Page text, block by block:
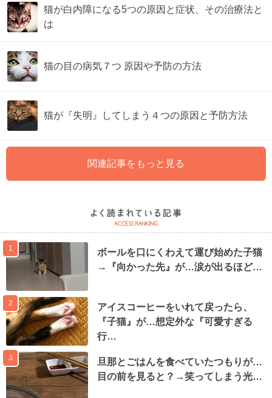
猫が白内障になる5つの原因と症状、その治療法と
は
猫の目の病気７つ 原因や予防の方法
猫が『失明』してしまう４つの原因と予防方法
関連記事をもっと見る
1
ボールを口にくわえて運び始めた子猫
→『向かった先』が…涙が出るほど…
2
アイスコーヒーをいれて戻ったら、
『子猫』が…想定外な『可愛すぎる
行…
3
旦那とごはんを食べていたつもりが…
目の前を見ると？→笑ってしまう光…